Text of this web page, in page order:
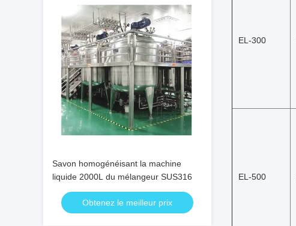
Savon homogénéisant la machine
liquide 2000L du mélangeur SUS316
Obtenez le meilleur prix
EL-300
EL-500